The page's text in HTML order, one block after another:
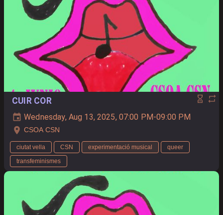
CUIR COR
Wednesday, Aug 13, 2025, 07:00 PM-09:00 PM
CSOA CSN
ciutat vella CSN experimentació musical
queer
transfeminismes